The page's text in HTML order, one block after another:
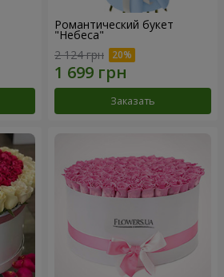
Романтический букет
"Небеса"
2 124 грн
Заказать